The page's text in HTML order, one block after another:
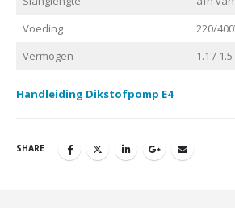
Voeding
220/
Vermogen
1.1 /
Handleiding Dikstofpomp E4
SHARE